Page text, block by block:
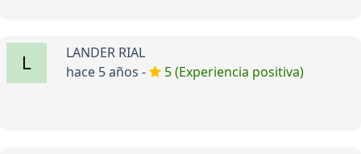
LANDER RIAL
hace 5 años -
5 (Experiencia positiva)